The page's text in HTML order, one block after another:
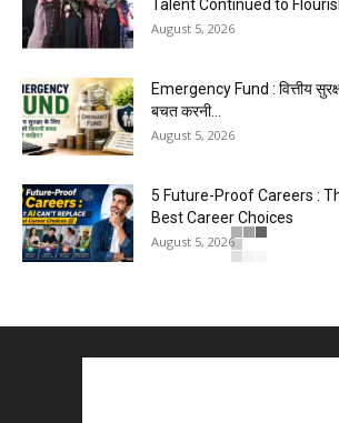
Talent Continued to
August 5, 2026
Emergency Fund : वित्तीय
बचत करनी...
August 5, 2026
5 Future-Proof Careers :
Best Career Choices
August 5, 2026